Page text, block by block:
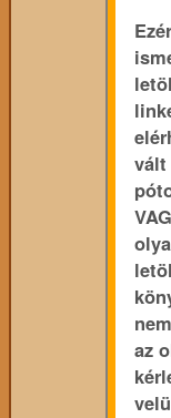
vált
az